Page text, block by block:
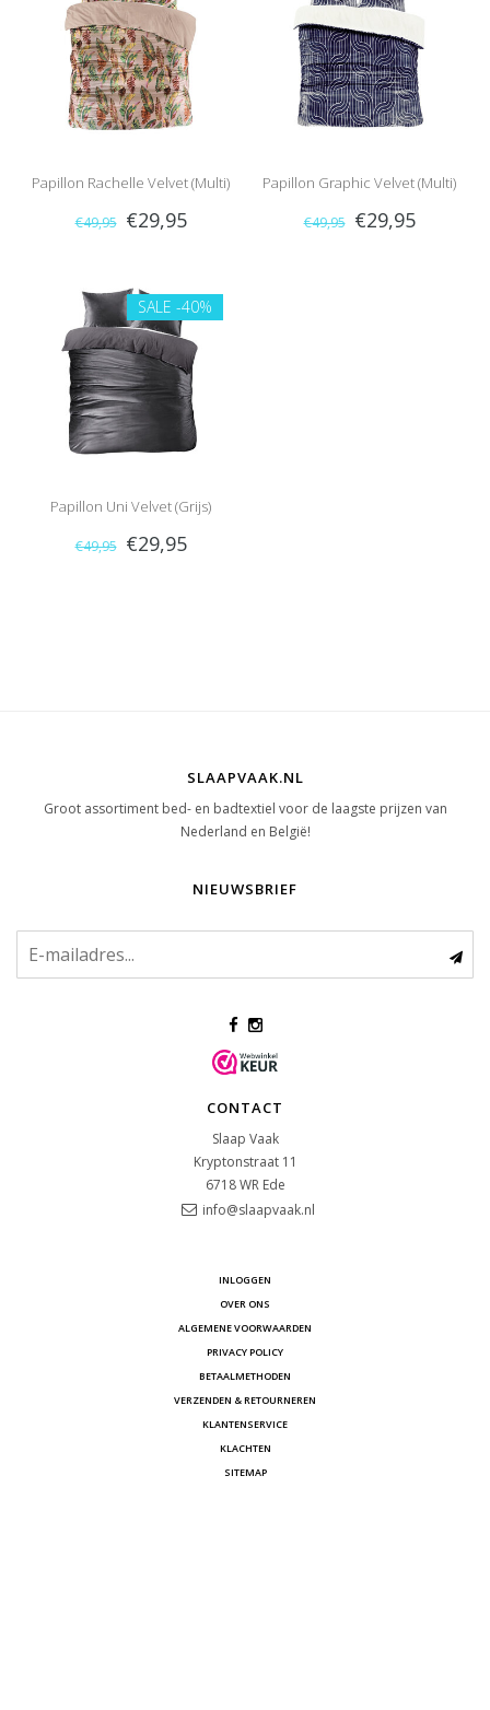
Papillon Rachelle Velvet (Multi)
€49,95 €29,95
Papillon Graphic Velvet (Multi)
€49,95 €29,95
SALE -40%
Papillon Uni Velvet (Grijs)
€49,95 €29,95
SLAAPVAAK.NL
Groot assortiment bed- en badtextiel voor de laagste prijzen van
Nederland en België!
NIEUWSBRIEF
CONTACT
Slaap Vaak
Kryptonstraat 11
6718 WR Ede
info@slaapvaak.nl
INLOGGEN
OVER ONS
ALGEMENE VOORWAARDEN
PRIVACY POLICY
BETAALMETHODEN
VERZENDEN & RETOURNEREN
KLANTENSERVICE
KLACHTEN
SITEMAP